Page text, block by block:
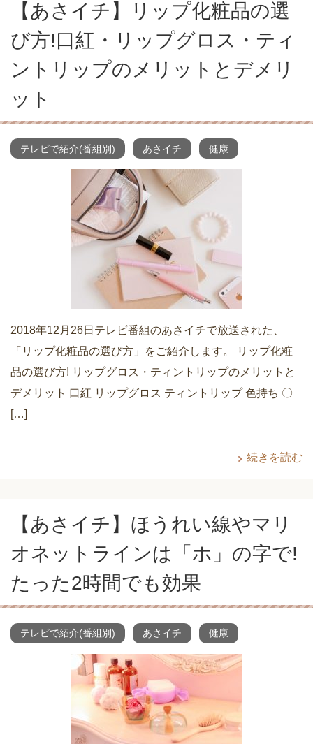
【あさイチ】リップ化粧品の選
び方!口紅・リップグロス・ティ
ントリップのメリットとデメリ
ット
テレビで紹介(番組別) あさイチ 健康
2018年12月26日テレビ番組のあさイチで放送された、
「リップ化粧品の選び方」をご紹介します。 リップ化粧
品の選び方! リップグロス・ティントリップのメリットと
デメリット 口紅 リップグロス ティントリップ 色持ち 〇
[…]
続きを読む
【あさイチ】ほうれい線やマリ
オネットラインは「ホ」の字で!
たった2時間でも効果
テレビで紹介(番組別) あさイチ 健康